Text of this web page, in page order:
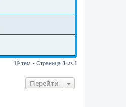
19 тем • Страница 1 из 1
Перейти